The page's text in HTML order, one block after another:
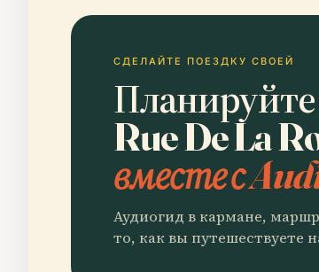
СДЕЛАЙТЕ ПОЕЗДКУ СВОЕЙ
Rue De La
вместе с
Аудиогид в кармане,
то, как вы путешествуете